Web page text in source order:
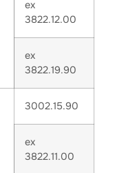
ex
3822.12.00
ex
3822.19.90
3002.15.90
ex
3822.11.00